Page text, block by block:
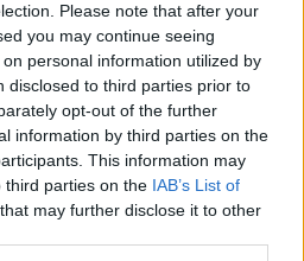
Please note that after your
you may continue seeing
personal information utilized by
disclosed to third parties prior to
opt-out of the further
information by third parties on the
This information may
third parties on the IAB’s List of
that may further disclose it to other
Εκθέσεις του Φεστιβάλ
ότι οι πρώτοι
κανιβαλισμό